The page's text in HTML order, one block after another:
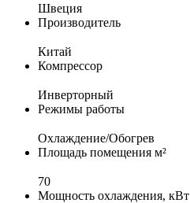
Швеция
Производитель
Китай
Компрессор
Инверторный
Режимы работы
Охлаждение/Обогрев
Площадь помещения м²
70
Мощность охлаждения, кВт